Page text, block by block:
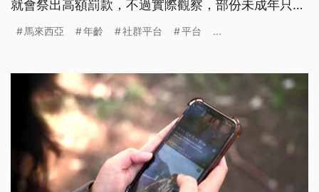
就會祭出高額罰款，不過實際觀察，部份未成年只要
社群平台，顯然這禁令難以落實控管。
馬來西亞 年齡 社群平台 平台 ...